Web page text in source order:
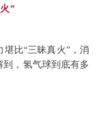
”
比“三昧真火”，消
到，氢气球到底有多